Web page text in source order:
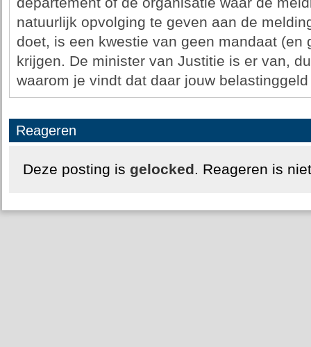
natuurlijk opvolging te geven aan de
doet, is een kwestie van geen mandaat (en
krijgen. De minister van Justitie is er van,
waarom je vindt dat daar jouw
Reageren
Deze posting is gelocked. Reageren is